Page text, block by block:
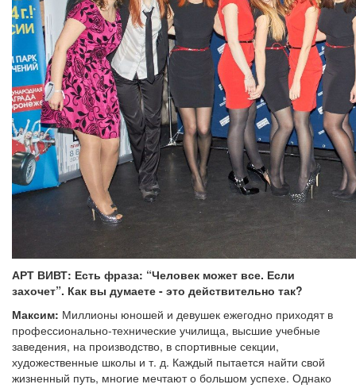
АРТ ВИВТ: Есть фраза: “Человек может все. Если
захочет”. Как вы думаете - это действительно так?
Максим: Миллионы юношей и девушек ежегодно приходят в
профессионально-технические училища, высшие учебные
заведения, на производство, в спортивные секции,
художественные школы и т. д. Каждый пытается найти свой
жизненный путь, многие мечтают о большом успехе. Однако